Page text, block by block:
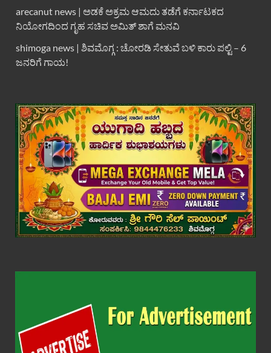
arecanut news | ಅಡಕೆ ಅಕ್ರಮ ಆಮದು ತಡೆಗೆ ಕರ್ನಾಟಕದ
ನಿಯೋಗದಿಂದ ಗೃಹ ಸಚಿವ ಅಮಿತ್ ಶಾಗೆ ಮನವಿ
shimoga news | ಶಿವಮೊಗ್ಗ : ಚೋರಡಿ ಸೇತುವೆ ಬಳಿ ಕಾರು ಪಲ್ಟಿ – 6
ಜನರಿಗೆ ಗಾಯ!